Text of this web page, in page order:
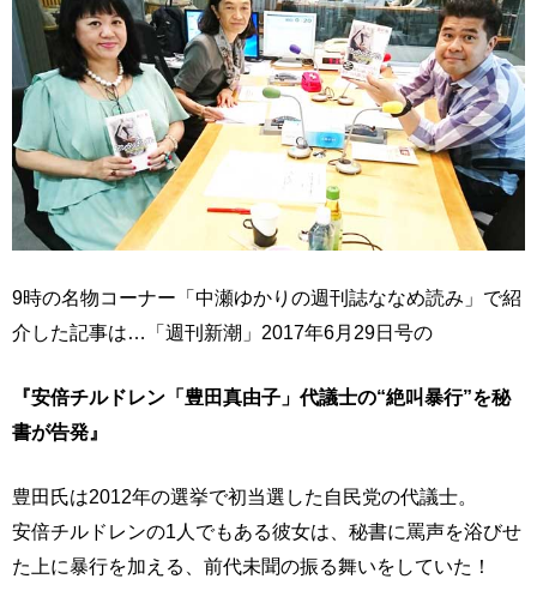
9時の名物コーナー「中瀬ゆかりの週刊誌ななめ読み」で紹
介した記事は…「週刊新潮」2017年6月29日号の
『安倍チルドレン「豊田真由子」代議士の“絶叫暴行”を秘
書が告発』
豊田氏は2012年の選挙で初当選した自民党の代議士。
安倍チルドレンの1人でもある彼女は、秘書に罵声を浴びせ
た上に暴行を加える、前代未聞の振る舞いをしていた！